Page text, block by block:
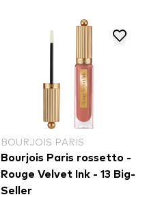
BOURJOIS PARIS
Bourjois Paris rossetto -
Rouge Velvet Ink - 13 Big-
Seller